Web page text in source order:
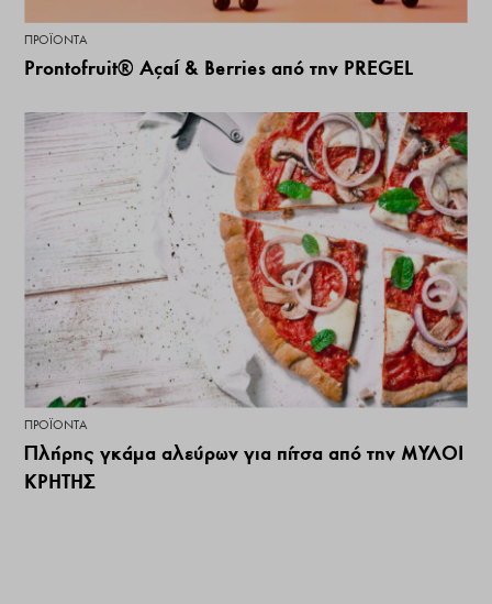
ΠΡΟΪΌΝΤΑ
Prontofruit® Açaí & Berries από την PREGEL
ΠΡΟΪΌΝΤΑ
Πλήρης γκάμα αλεύρων για πίτσα από την ΜΥΛΟΙ
ΚΡΗΤΗΣ